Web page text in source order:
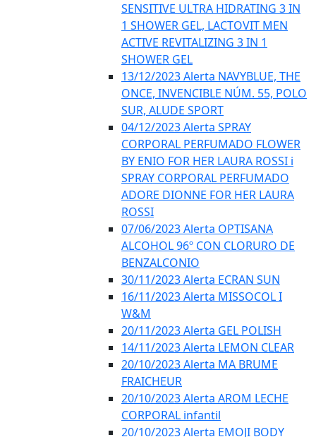
SENSITIVE ULTRA HIDRATING 3 IN
1 SHOWER GEL, LACTOVIT MEN
ACTIVE REVITALIZING 3 IN 1
SHOWER GEL
13/12/2023 Alerta NAVYBLUE, THE
ONCE, INVENCIBLE NÚM. 55, POLO
SUR, ALUDE SPORT
04/12/2023 Alerta SPRAY
CORPORAL PERFUMADO FLOWER
BY ENIO FOR HER LAURA ROSSI i
SPRAY CORPORAL PERFUMADO
ADORE DIONNE FOR HER LAURA
ROSSI
07/06/2023 Alerta OPTISANA
ALCOHOL 96º CON CLORURO DE
BENZALCONIO
30/11/2023 Alerta ECRAN SUN
16/11/2023 Alerta MISSOCOL I
W&M
20/11/2023 Alerta GEL POLISH
14/11/2023 Alerta LEMON CLEAR
20/10/2023 Alerta MA BRUME
FRAICHEUR
20/10/2023 Alerta AROM LECHE
CORPORAL infantil
20/10/2023 Alerta EMOJI BODY